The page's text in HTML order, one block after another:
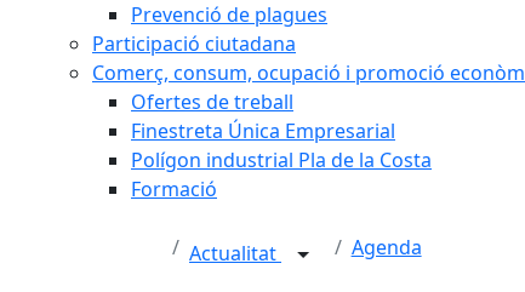
Prevenció de plagues
Participació ciutadana
Comerç, consum, ocupació i promoció
Ofertes de treball
Finestreta Única Empresarial
Polígon industrial Pla de la Costa
Formació
Actualitat Agenda